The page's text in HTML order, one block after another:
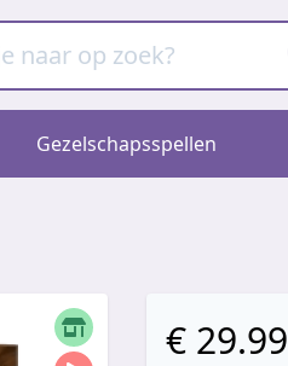
Gezelschapsspellen
€ 29.99